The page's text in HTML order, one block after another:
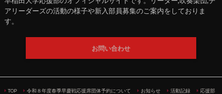
アリーダーズの活動の様子や新入部員募集のご案内をしておりま
す。
お問い合わせ
TOP 令和８年度春季早慶戦応援席団体予約について お知らせ 活動記録 応援部